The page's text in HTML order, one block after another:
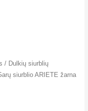
/ Dulkių siurblių
siurblio ARIETE žarna